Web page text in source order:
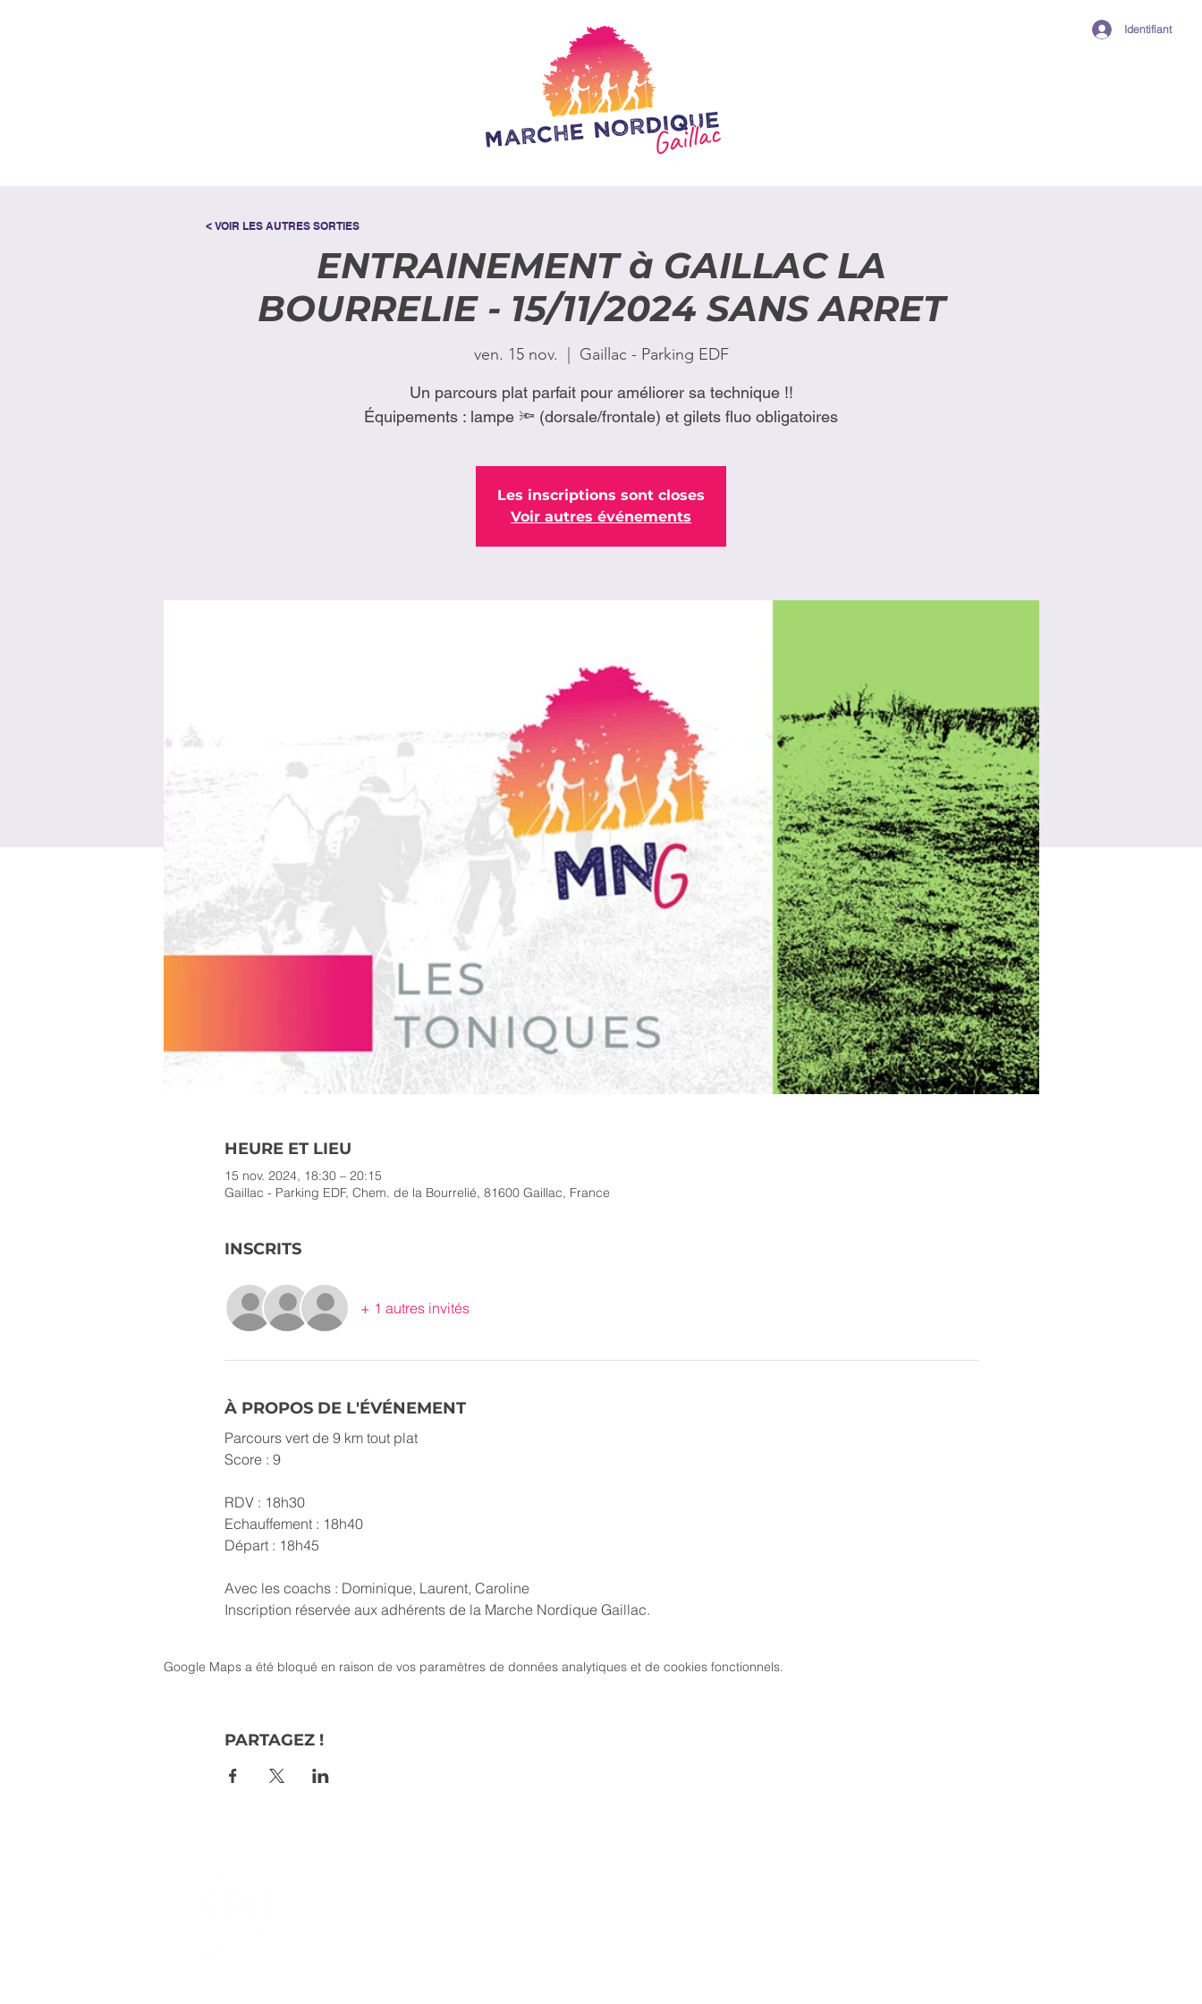
Identifiant
ENTRAINEMENT à GAILLAC LA
BOURRELIE - 15/11/2024 SANS ARRET
ven. 15 nov. Gaillac - Parking EDF
Un parcours plat parfait pour améliorer sa technique !!
Équipements : lampe 🔦 (dorsale/frontale) et gilets fluo obligatoires
Les inscriptions sont closes
Voir autres événements
HEURE ET LIEU
15 nov. 2024, 18:30 – 20:15
Gaillac - Parking EDF, Chem. de la Bourrelié, 81600 Gaillac, France
INSCRITS
+ 1 autres invités
À PROPOS DE L'ÉVÉNEMENT
Parcours vert de 9 km tout plat
Score : 9
RDV : 18h30
Echauffement : 18h40
Départ : 18h45
Avec les coachs : Dominique, Laurent, Caroline
Inscription réservée aux adhérents de la Marche Nordique Gaillac.
Google Maps a été bloqué en raison de vos paramètres de données analytiques et de cookies fonctionnels.
PARTAGEZ !
< VOIR LES AUTRES SORTIES